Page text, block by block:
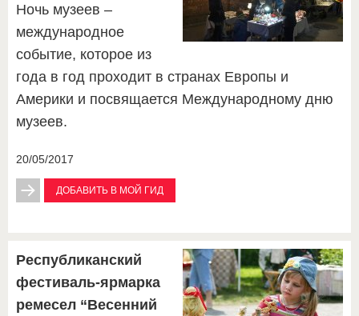
Ночь музеев –
международное
событие, которое из
года в год проходит в странах Европы и
Америки и посвящается Международному дню
музеев.
20/05/2017
ДОБАВИТЬ В МОЙ ГИД
Республиканский
фестиваль-ярмарка
ремесел “Весенний